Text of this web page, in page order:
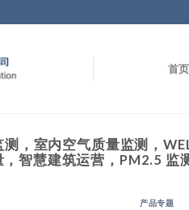
首页
，室内空气质量监测，
智慧建筑运营，PM2.5 监
产品专题